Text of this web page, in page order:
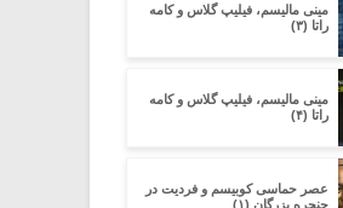
مینی مالیسم، فیلیپ گلاس و کامه
راتا (۳)
مینی مالیسم، فیلیپ گلاس و کامه
راتا (۴)
عصر حماسی کوبیسم و فردیت در
حنجره بزرگان (۱)